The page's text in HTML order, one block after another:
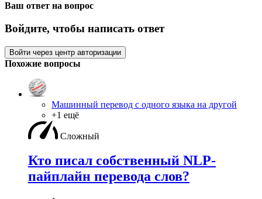
Ваш ответ на вопрос
Войдите, чтобы написать ответ
Войти через центр авторизации
Похожие вопросы
Машинный перевод с одного языка на другой
+1 ещё
Сложный
Кто писал собственный NLP-
пайплайн перевода слов?